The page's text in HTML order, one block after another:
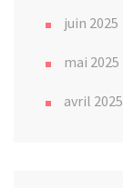
juin 2025
mai 2025
avril 2025